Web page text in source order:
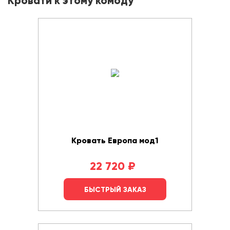
Кровать Европа мод1
22 720 ₽
БЫСТРЫЙ ЗАКАЗ